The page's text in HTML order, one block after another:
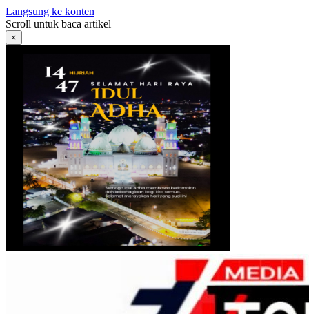
Langsung ke konten
Scroll untuk baca artikel
×